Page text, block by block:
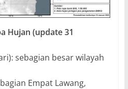
Hujan (update 31
sebagian besar wilayah
Empat Lawang,